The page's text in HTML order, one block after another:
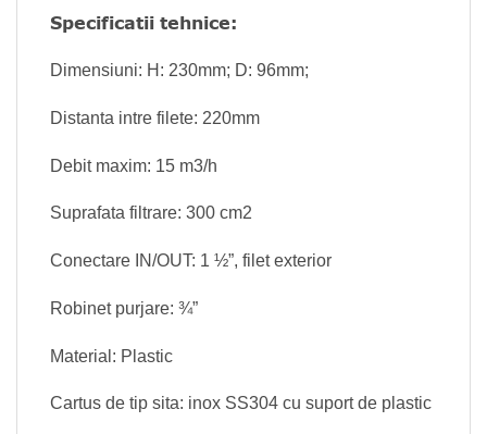
Specificatii tehnice:
Dimensiuni: H: 230mm; D: 96mm;
Distanta intre filete: 220mm
Debit maxim: 15 m3/h
Suprafata filtrare: 300 cm2
Conectare IN/OUT: 1 ½”, filet exterior
Robinet purjare: ¾”
Material: Plastic
Cartus de tip sita: inox SS304 cu suport de plastic